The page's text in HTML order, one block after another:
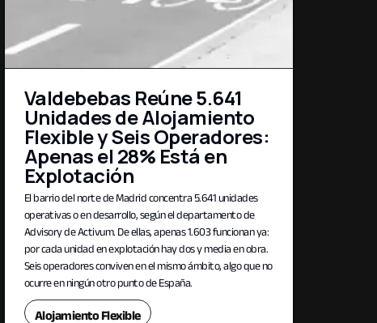
Valdebebas Reúne 5.641
Unidades de Alojamiento
Flexible y Seis Operadores:
Apenas el 28% Está en
Explotación
El barrio del norte de Madrid concentra 5.641 unidades
operativas o en desarrollo, según el departamento de
Advisory de Activum. De ellas, apenas 1.603 funcionan ya:
por cada unidad en explotación hay dos y media en obra.
Seis operadores conviven en el mismo ámbito, algo que no
ocurre en ningún otro punto de España.
Alojamiento Flexible